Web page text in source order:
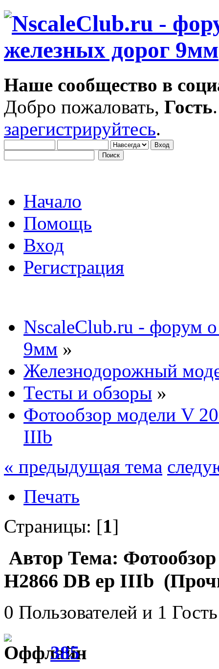
Наше сообщество в
Добро пожаловать, Гость
зарегистрируйтесь.
Начало
Помощь
Вход
Регистрация
NscaleClub.ru - форум
9мм »
Железнодорожный
Тесты и обзоры »
Фотообзор модели V
IIIb
« предыдущая тема
Печать
Страницы: [1]
Автор Тема:
H2866 DB ep IIIb
0 Пользователей и 1
385